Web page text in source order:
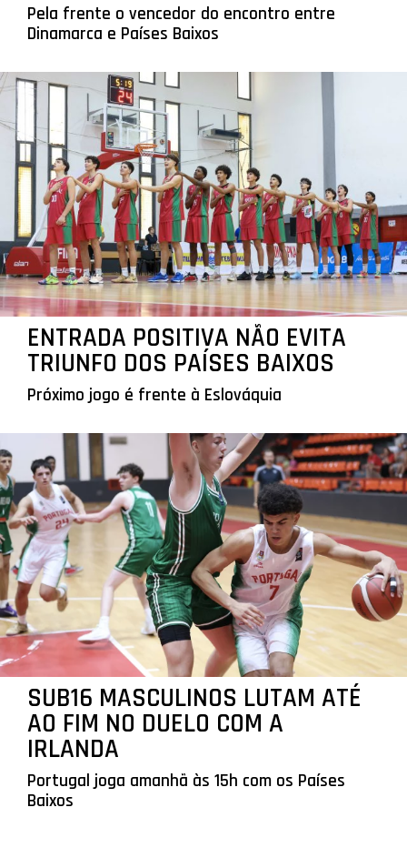
Pela frente o vencedor do encontro entre
Dinamarca e Países Baixos
ENTRADA POSITIVA NÃO EVITA
TRIUNFO DOS PAÍSES BAIXOS
Próximo jogo é frente à Eslováquia
SUB16 MASCULINOS LUTAM ATÉ
AO FIM NO DUELO COM A
IRLANDA
Portugal joga amanhã às 15h com os Países
Baixos